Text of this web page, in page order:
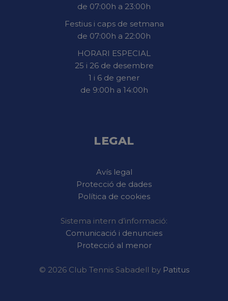
de 07:00h a 23:00h
Festius i caps de setmana
de 07:00h a 22:00h
HORARI ESPECIAL
25 i 26 de desembre
1 i 6 de gener
de 9:00h a 14:00h
LEGAL
Avís legal
Protecció de dades
Política de cookies
Sistema intern d’informació:
Comunicació i denuncies
Protecció al menor
© 2026 Club Tennis Sabadell by Patitus